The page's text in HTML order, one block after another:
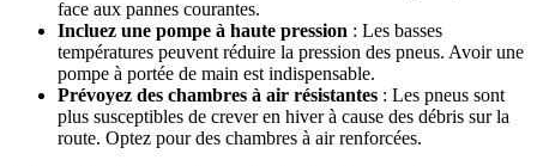
face aux pannes courantes.
Incluez une pompe à haute pression : Les basses
températures peuvent réduire la pression des pneus. Avoir une
pompe à portée de main est indispensable.
Prévoyez des chambres à air résistantes : Les pneus sont
plus susceptibles de crever en hiver à cause des débris sur la
route. Optez pour des chambres à air renforcées.